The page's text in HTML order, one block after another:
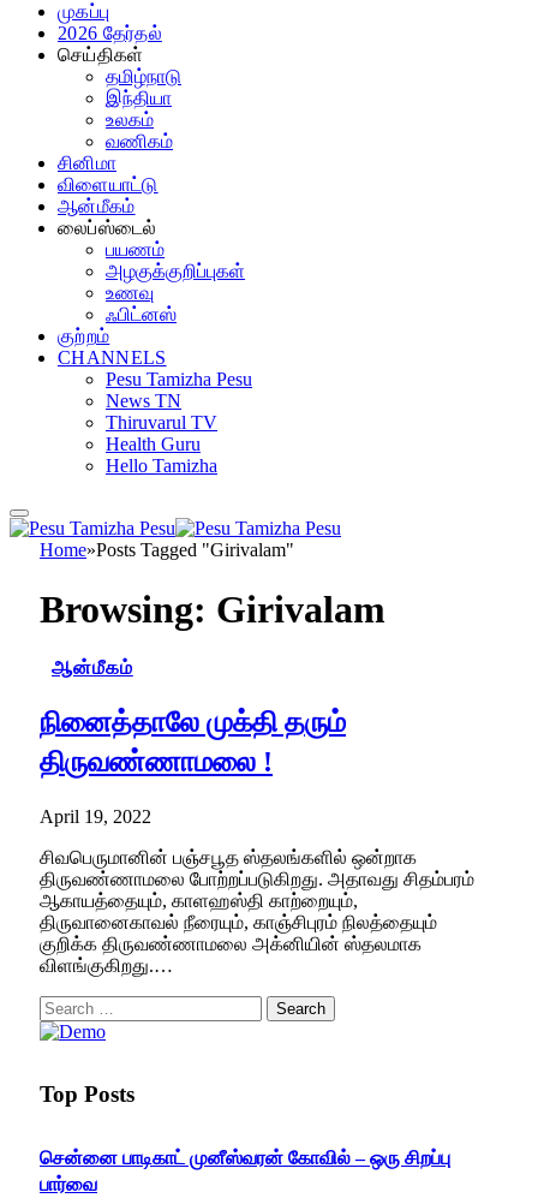
முகப்பு
2026 தேர்தல்
செய்திகள்
தமிழ்நாடு
இந்தியா
உலகம்
வணிகம்
சினிமா
விளையாட்டு
ஆன்மீகம்
லைப்ஸ்டைல்
பயணம்
அழகுக்குறிப்புகள்
உணவு
ஃபிட்னஸ்
குற்றம்
CHANNELS
Pesu Tamizha Pesu
News TN
Thiruvarul TV
Health Guru
Hello Tamizha
Home»Posts Tagged "Girivalam"
Browsing: Girivalam
ஆன்மீகம்
நினைத்தாலே முக்தி தரும்
திருவண்ணாமலை !
April 19, 2022
சிவபெருமானின் பஞ்சபூத ஸ்தலங்களில் ஒன்றாக
திருவண்ணாமலை போற்றப்படுகிறது. அதாவது சிதம்பரம்
ஆகாயத்தையும், காளஹஸ்தி காற்றையும்,
திருவானைகாவல் நீரையும், காஞ்சிபுரம் நிலத்தையும்
குறிக்க திருவண்ணாமலை அக்னியின் ஸ்தலமாக
விளங்குகிறது.…
Search
for:
Top Posts
சென்னை பாடிகாட் முனீஸ்வரன் கோவில் – ஒரு சிறப்பு
பார்வை